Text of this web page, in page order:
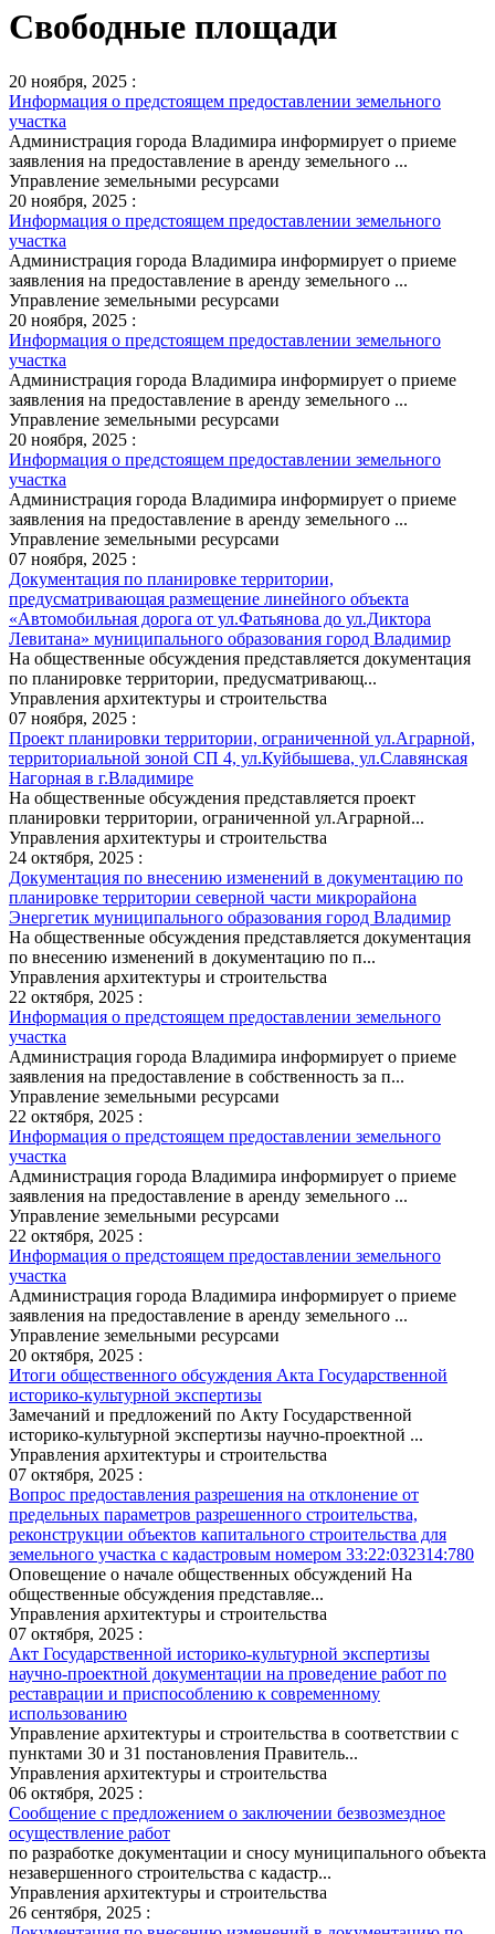
Свободные площади
20 ноября, 2025 :
Информация о предстоящем предоставлении земельного
участка
Администрация города Владимира информирует о приеме
заявления на предоставление в аренду земельного ...
Управление земельными ресурсами
20 ноября, 2025 :
Информация о предстоящем предоставлении земельного
участка
Администрация города Владимира информирует о приеме
заявления на предоставление в аренду земельного ...
Управление земельными ресурсами
20 ноября, 2025 :
Информация о предстоящем предоставлении земельного
участка
Администрация города Владимира информирует о приеме
заявления на предоставление в аренду земельного ...
Управление земельными ресурсами
20 ноября, 2025 :
Информация о предстоящем предоставлении земельного
участка
Администрация города Владимира информирует о приеме
заявления на предоставление в аренду земельного ...
Управление земельными ресурсами
07 ноября, 2025 :
Документация по планировке территории,
предусматривающая размещение линейного объекта
«Автомобильная дорога от ул.Фатьянова до ул.Диктора
Левитана» муниципального образования город Владимир
На общественные обсуждения представляется документация
по планировке территории, предусматривающ...
Управления архитектуры и строительства
07 ноября, 2025 :
Проект планировки территории, ограниченной ул.Аграрной,
территориальной зоной СП 4, ул.Куйбышева, ул.Славянская
Нагорная в г.Владимире
На общественные обсуждения представляется проект
планировки территории, ограниченной ул.Аграрной...
Управления архитектуры и строительства
24 октября, 2025 :
Документация по внесению изменений в документацию по
планировке территории северной части микрорайона
Энергетик муниципального образования город Владимир
На общественные обсуждения представляется документация
по внесению изменений в документацию по п...
Управления архитектуры и строительства
22 октября, 2025 :
Информация о предстоящем предоставлении земельного
участка
Администрация города Владимира информирует о приеме
заявления на предоставление в собственность за п...
Управление земельными ресурсами
22 октября, 2025 :
Информация о предстоящем предоставлении земельного
участка
Администрация города Владимира информирует о приеме
заявления на предоставление в аренду земельного ...
Управление земельными ресурсами
22 октября, 2025 :
Информация о предстоящем предоставлении земельного
участка
Администрация города Владимира информирует о приеме
заявления на предоставление в аренду земельного ...
Управление земельными ресурсами
20 октября, 2025 :
Итоги общественного обсуждения Акта Государственной
историко-культурной экспертизы
Замечаний и предложений по Акту Государственной
историко-культурной экспертизы научно-проектной ...
Управления архитектуры и строительства
07 октября, 2025 :
Вопрос предоставления разрешения на отклонение от
предельных параметров разрешенного строительства,
реконструкции объектов капитального строительства для
земельного участка с кадастровым номером 33:22:032314:780
Оповещение о начале общественных обсуждений На
общественные обсуждения представляе...
Управления архитектуры и строительства
07 октября, 2025 :
Акт Государственной историко-культурной экспертизы
научно-проектной документации на проведение работ по
реставрации и приспособлению к современному
использованию
Управление архитектуры и строительства в соответствии с
пунктами 30 и 31 постановления Правитель...
Управления архитектуры и строительства
06 октября, 2025 :
Сообщение с предложением о заключении безвозмездное
осуществление работ
по разработке документации и сносу муниципального объекта
незавершенного строительства с кадастр...
Управления архитектуры и строительства
26 сентября, 2025 :